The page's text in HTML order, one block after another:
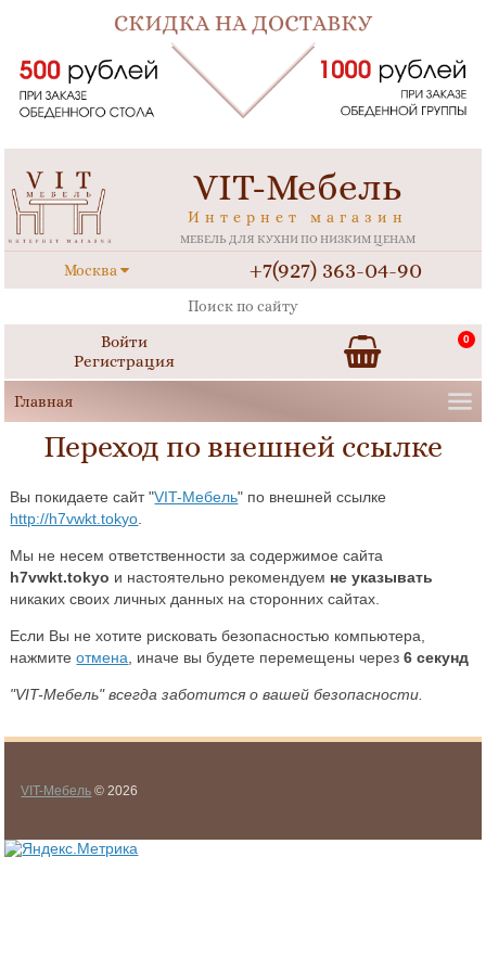
VIT-Мебель
Интернет магазин
МЕБЕЛЬ ДЛЯ КУХНИ ПО НИЗКИМ ЦЕНАМ
Москва +7(927) 363-04-90
Войти
Регистрация
0
Переход по внешней ссылке
Вы покидаете сайт "VIT-Мебель" по внешней ссылке
http://h7vwkt.tokyo
Мы не несем ответственности за содержимое сайта
h7vwkt.tokyo и настоятельно рекомендуем не указывать
никаких своих личных данных на сторонних сайтах.
Если Вы не хотите рисковать безопасностью компьютера,
нажмитеотмена , иначе вы будете перемещены через6 секунд
"VIT-Мебель" всегда заботится о вашей безопасности.
VIT-Мебель © 2026